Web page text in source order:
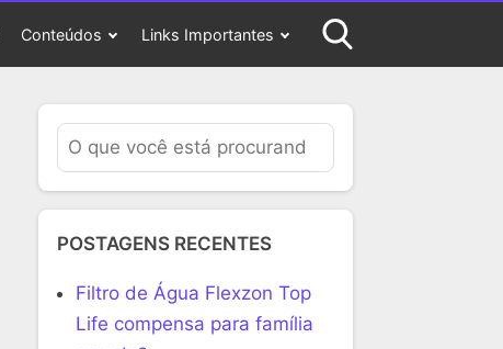
Conteúdos Links Importantes
POSTAGENS RECENTES
Filtro de Água Flexzon Top
Life compensa para família